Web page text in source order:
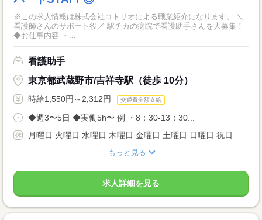
※この求人情報は株式会社コトリオによる職業紹介になります。 ＼
看護師さんのサポート役／ 駅チカの病院で看護助手さんを大募集！
◆お仕事内容 ・...
看護助手
東京都武蔵野市/吉祥寺駅（徒歩 10分）
時給1,550円～2,312円 交通費全額支給
◆週3〜5日 ◆実働5h〜 例 ・8：30-13：30...
月曜日 火曜日 水曜日 木曜日 金曜日 土曜日 日曜日 祝日
もっと見る
求人詳細を見る